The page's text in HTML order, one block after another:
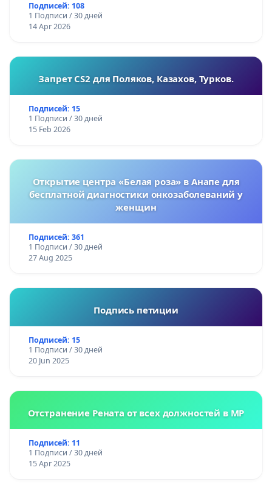
Подписей: 108
1 Подписи / 30 дней
14 Apr 2026
Запрет CS2 для Поляков, Казахов, Турков.
Подписей: 15
1 Подписи / 30 дней
15 Feb 2026
Открытие центра «Белая роза» в Анапе для
бесплатной диагностики онкозаболеваний у
женщин
Подписей: 361
1 Подписи / 30 дней
27 Aug 2025
Подпись петиции
Подписей: 15
1 Подписи / 30 дней
20 Jun 2025
Отстранение Рената от всех должностей в МР
Подписей: 11
1 Подписи / 30 дней
15 Apr 2025